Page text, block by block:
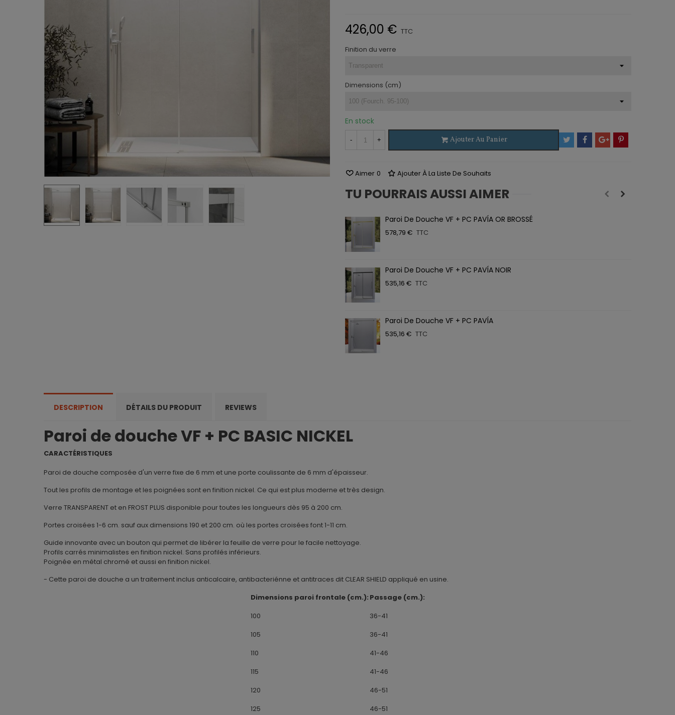
426,00 € TTC
Finition du verre
Dimensions (cm)
En stock
- + Ajouter Au Panier
Aimer 0 Ajouter À La Liste De Souhaits
TU POURRAIS AUSSI AIMER
Paroi De Douche VF + PC PAVÍA OR BROSSÉ
578,79 € TTC
Paroi De Douche VF + PC PAVÍA NOIR
535,16 € TTC
Paroi De Douche VF + PC PAVÍA
535,16 € TTC
DESCRIPTION DÉTAILS DU PRODUIT REVIEWS
Paroi de douche VF + PC BASIC NICKEL
CARACTÉRISTIQUES
Paroi de douche composée d'un verre fixe de 6 mm et une porte coulissante de 6 mm d'épaisseur.
Tout les profils de montage et les poignées sont en finition nickel. Ce qui est plus moderne et très design.
Verre TRANSPARENT et en FROST PLUS disponible pour toutes les longueurs dès 95 à 200 cm.
Portes croisées 1-6 cm. sauf aux dimensions 190 et 200 cm. où les portes croisées font 1-11 cm.
Guide innovante avec un bouton qui permet de libérer la feuille de verre pour le facile nettoyage.
Profils carrés minimalistes en finition nickel. Sans profilés inférieurs.
Poignée en métal chromé et aussi en finition nickel.
- Cette paroi de douche a un traitement inclus anticalcaire, antibacteriénne et antitraces dit CLEAR SHIELD appliqué en usine.
Dimensions paroi frontale (cm.): Passage (cm.):
100
36-41
105
36-41
110
41-46
115
41-46
120
46-51
125
46-51